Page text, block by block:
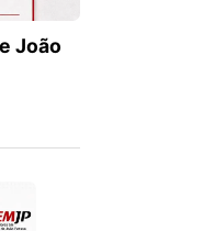
João